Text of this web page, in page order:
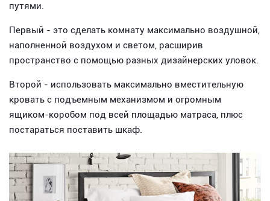
путями.
Первый - это сделать комнату максимально воздушной,
наполненной воздухом и светом, расширив
пространство с помощью разных дизайнерских уловок.
Второй - использовать максимально вместительную
кровать с подъемным механизмом и огромным
ящиком-коробом под всей площадью матраса, плюс
постараться поставить шкаф.